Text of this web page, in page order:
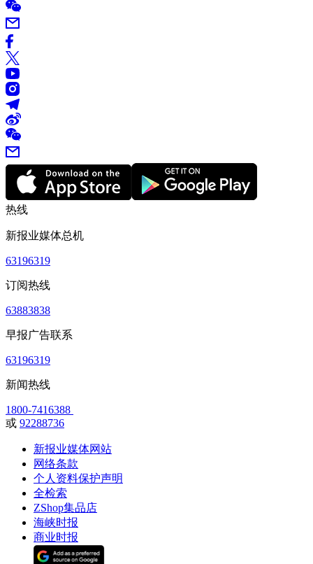
热线
新报业媒体总机
63196319
订阅热线
63883838
早报广告联系
63196319
新闻热线
1800-7416388
或 92288736
新报业媒体网站
网络条款
个人资料保护声明
全检索
ZShop集品店
海峡时报
商业时报